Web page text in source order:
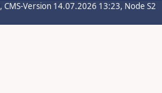
, CMS-Version 14.07.2026 13:23, Node S2